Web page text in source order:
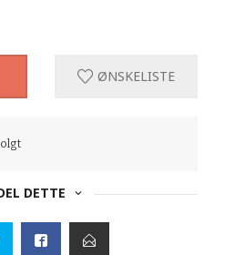
ØNSKELISTE
DETTE